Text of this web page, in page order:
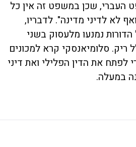
העברי, שכן במשפט זה אין כל
לא לדיני מדינה". לדבריו,
נמנעו מלעסוק בשני
ריק. סלומיאנסקי קרא למכונים
את הדין הפלילי ואת דיני
במעלה.